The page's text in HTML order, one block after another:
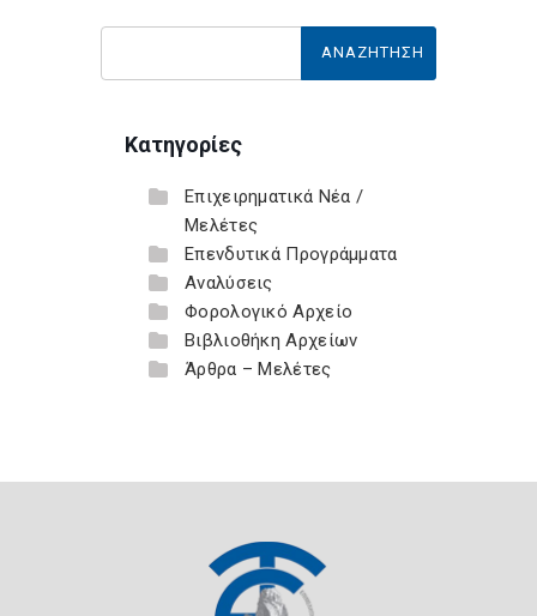
Κατηγορίες
Επιχειρηματικά Νέα /
Μελέτες
Επενδυτικά Προγράμματα
Αναλύσεις
Φορολογικό Αρχείο
Βιβλιοθήκη Αρχείων
Άρθρα – Μελέτες